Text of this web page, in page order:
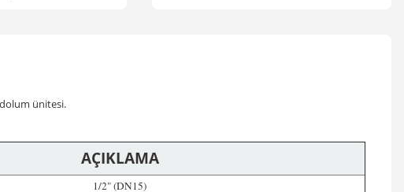
ünitesi.
AÇIKLAMA
1/2" (DN15)